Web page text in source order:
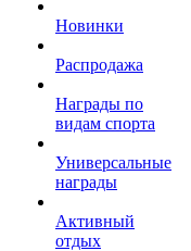
Новинки
Распродажа
Награды по
видам спорта
Универсальные
награды
Активный
отдых